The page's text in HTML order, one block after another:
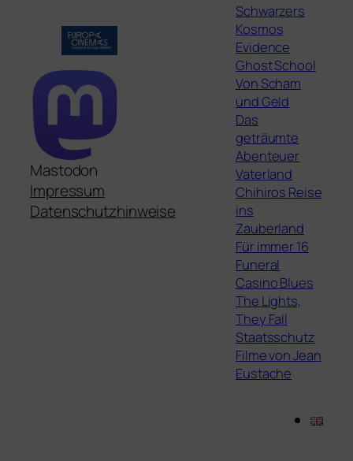
Mastodon
Impressum
Datenschutzhinweise
Schwarzers
Kosmos
Evidence
Ghost School
Von Scham
und Geld
Das
geträumte
Abenteuer
Vaterland
Chihiros Reise
ins
Zauberland
Für immer 16
Funeral
Casino Blues
The Lights,
They Fall
Staatsschutz
Filme von Jean
Eustache